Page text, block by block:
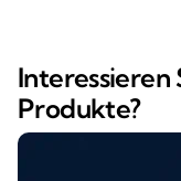
Interessieren
Produkte?